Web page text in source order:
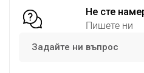
Не сте
Пишете ни
Задайте ни въпрос